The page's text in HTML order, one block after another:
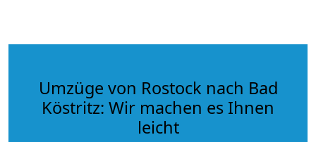
Umzüge von Rostock nach Bad
Köstritz: Wir machen es Ihnen
leicht